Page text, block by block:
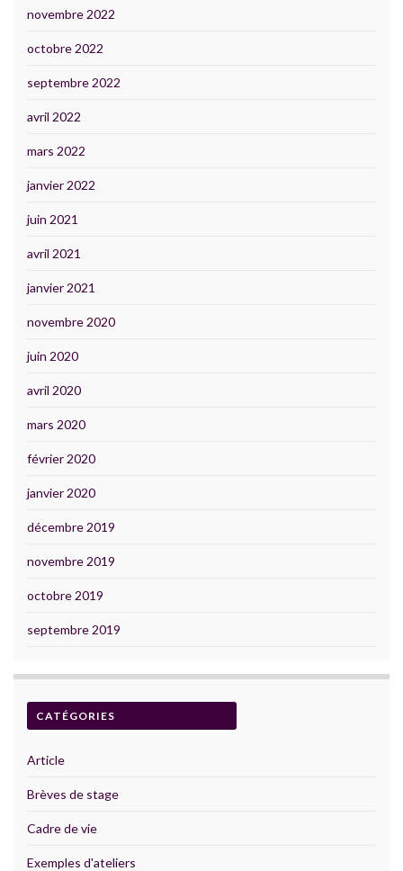
novembre 2022
octobre 2022
septembre 2022
avril 2022
mars 2022
janvier 2022
juin 2021
avril 2021
janvier 2021
novembre 2020
juin 2020
avril 2020
mars 2020
février 2020
janvier 2020
décembre 2019
novembre 2019
octobre 2019
septembre 2019
CATÉGORIES
Article
Brèves de stage
Cadre de vie
Exemples d'ateliers